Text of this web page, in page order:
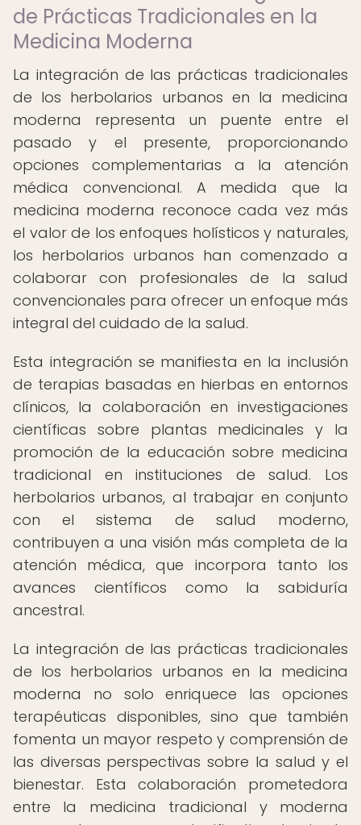
de Prácticas Tradicionales en la
Medicina Moderna
La integración de las prácticas tradicionales
de los herbolarios urbanos en la medicina
moderna representa un puente entre el
pasado y el presente, proporcionando
opciones complementarias a la atención
médica convencional. A medida que la
medicina moderna reconoce cada vez más
el valor de los enfoques holísticos y naturales,
los herbolarios urbanos han comenzado a
colaborar con profesionales de la salud
convencionales para ofrecer un enfoque más
integral del cuidado de la salud.
Esta integración se manifiesta en la inclusión
de terapias basadas en hierbas en entornos
clínicos, la colaboración en investigaciones
científicas sobre plantas medicinales y la
promoción de la educación sobre medicina
tradicional en instituciones de salud. Los
herbolarios urbanos, al trabajar en conjunto
con el sistema de salud moderno,
contribuyen a una visión más completa de la
atención médica, que incorpora tanto los
avances científicos como la sabiduría
ancestral.
La integración de las prácticas tradicionales
de los herbolarios urbanos en la medicina
moderna no solo enriquece las opciones
terapéuticas disponibles, sino que también
fomenta un mayor respeto y comprensión de
las diversas perspectivas sobre la salud y el
bienestar. Esta colaboración prometedora
entre la medicina tradicional y moderna